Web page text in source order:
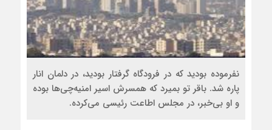
نفرموده بودید که در فرودگاه گرفتار بودید، در دلمان انار
پاره شد. باقر تو بمیرد که همسرش اسیر امنیه‌چی‌ها بوده
و او بی‌خبر، در مجلس اطاعت رئیسی می‌کرده.